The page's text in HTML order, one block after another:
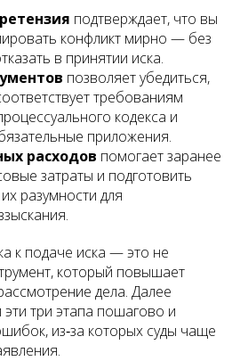
подтверждает, что вы
конфликт мирно — без
в принятии иска.
позволяет убедиться,
требованиям
кодекса и
приложения.
расходов помогает заранее
затраты и подготовить
разумности для
к подаче иска — это не
который повышает
дела. Далее
три этапа пошагово и
из‑за которых суды чаще